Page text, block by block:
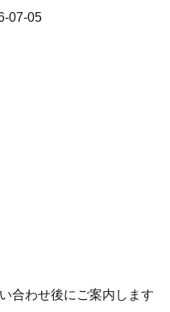
07-05
合わせ後にご案内します